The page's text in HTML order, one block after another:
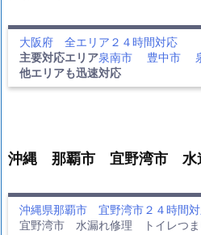
大阪府 全エリア２４時間対応
主要対応エリア泉南市 豊中市
他エリアも迅速対応
沖縄 那覇市 宜野湾市 水
沖縄県那覇市 宜野湾市２４時間
宜野湾市 水漏れ修理 トイレつ